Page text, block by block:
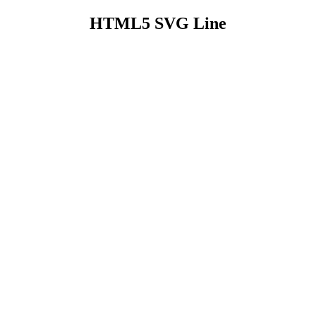
HTML5 SVG Line